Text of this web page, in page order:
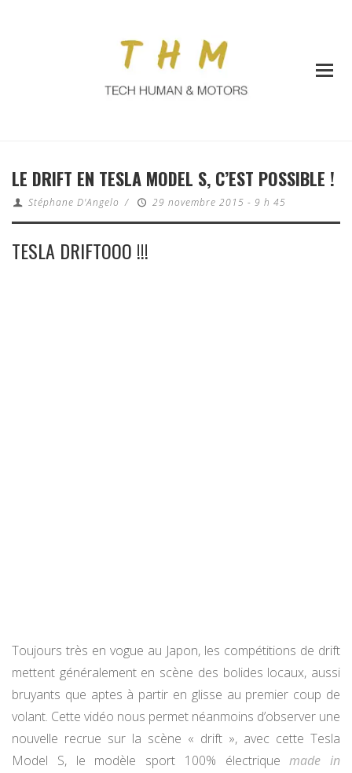
LE DRIFT EN TESLA MODEL S, C’EST POSSIBLE !
Stéphane D'Angelo / 29 novembre 2015 - 9 h 45
TESLA DRIFTOOO !!!
Toujours très en vogue au Japon, les compétitions de drift
mettent généralement en scène des bolides locaux, aussi
bruyants que aptes à partir en glisse au premier coup de
volant. Cette vidéo nous permet néanmoins d’observer une
nouvelle recrue sur la scène « drift », avec cette Tesla
Model S, le modèle sport 100% électriquemade in